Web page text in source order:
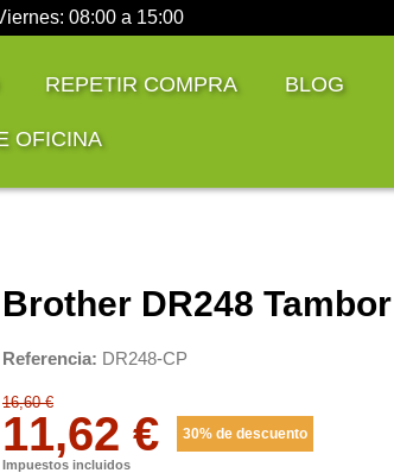
08:00 a 15:00
REPETIR COMPRA BLOG
OFICINA
Brother DR248
Referencia DR248-CP
16,60 €
11,62 € 30% de descuento
Impuestos incluidos